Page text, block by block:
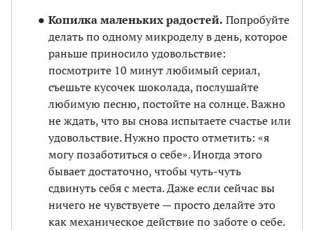
Копилка маленьких радостей. Попробуйте
делать по одному микроделу в день, которое
раньше приносило удовольствие:
посмотрите 10 минут любимый сериал,
съешьте кусочек шоколада, послушайте
любимую песню, постойте на солнце. Важно
не ждать, что вы снова испытаете счастье или
удовольствие. Нужно просто отметить: «я
могу позаботиться о себе». Иногда этого
бывает достаточно, чтобы чуть-чуть
сдвинуть себя с места. Даже если сейчас вы
ничего не чувствуете — просто делайте это
как механическое действие по заботе о себе.